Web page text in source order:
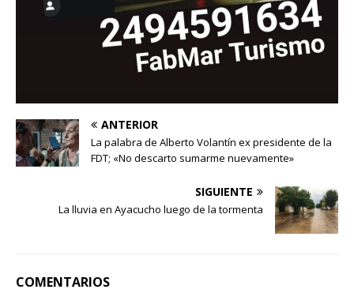
ANTERIOR
La palabra de Alberto Volantín ex presidente de la
FDT; «No descarto sumarme nuevamente»
SIGUIENTE
La lluvia en Ayacucho luego de la tormenta
COMENTARIOS